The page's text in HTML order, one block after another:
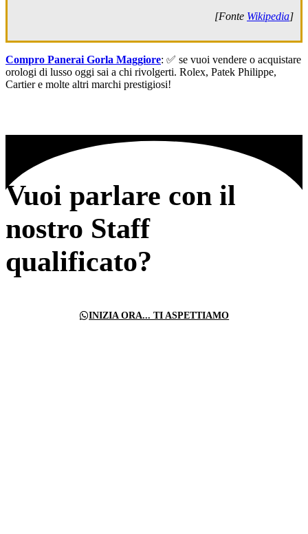
[Fonte Wikipedia]
Compro Panerai Gorla Maggiore: ✅ se vuoi vendere o acquistare
orologi di lusso oggi sai a chi rivolgerti. Rolex, Patek Philippe,
Cartier e molte altri marchi prestigiosi!
Vuoi parlare con il
nostro Staff
qualificato?
INIZIA ORA... TI ASPETTIAMO